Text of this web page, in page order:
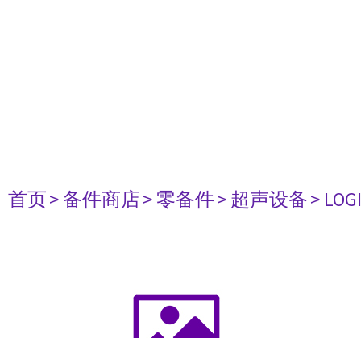
首页> 备件商店> 零备件> 超声设备>